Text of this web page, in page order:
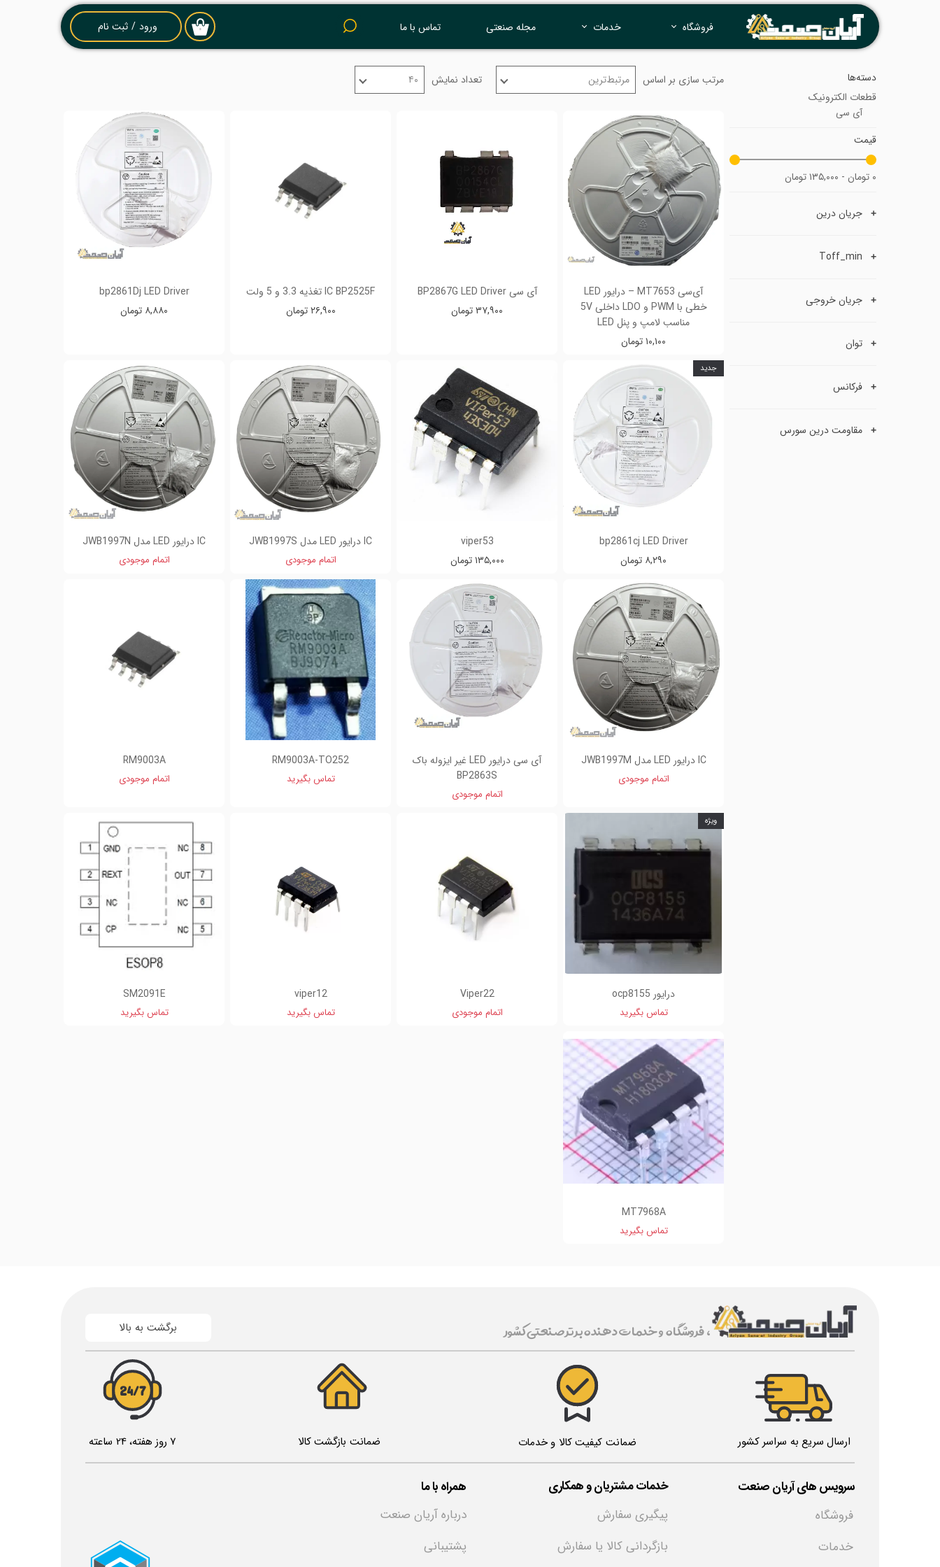
۰ ورود / ثبت نام
حساب کاربری من
سفارشات
خروج از حساب
کاربری
فروشگاه خدمات مجله صنعتی تماس با ما
دسته‌ها
قطعات الکترونیک
آی سی
قیمت
۰ تومان - ۱۳۵,۰۰۰ تومان
جریان درین
Toff_min
جریان خروجی
توان
فرکانس
مقاومت درین سورس
مرتب سازی بر اساس مرتبط‌ترین تعداد نمایش ۴۰
آی‌سی MT7653 – درایور LED
خطی با PWM و LDO داخلی 5V
مناسب لامپ و پنل LED
۱۰,۱۰۰ تومان
آی سی BP2867G LED Driver
۳۷,۹۰۰ تومان
IC BP2525F تغذیه 3.3 و 5 ولت
۲۶,۹۰۰ تومان
bp2861Dj LED Driver
۸,۸۸۰ تومان
bp2861cj LED Driver
۸,۲۹۰ تومان
جدید
viper53
۱۳۵,۰۰۰ تومان
IC درایور LED مدل JWB1997S
اتمام موجودی
IC درایور LED مدل JWB1997N
اتمام موجودی
IC درایور LED مدل JWB1997M
اتمام موجودی
آی سی درایور LED غیر ایزوله باک
BP2863S
اتمام موجودی
RM9003A-TO252
تماس بگیرید
RM9003A
اتمام موجودی
درایور ocp8155
تماس بگیرید
ویژه
Viper22
اتمام موجودی
viper12
تماس بگیرید
SM2091E
تماس بگیرید
MT7968A
تماس بگیرید
7 روز هفته، 24 ساعته ضمانت بازگشت کالا ضمانت کیفیت کالا و خدمات
برگشت به بالا ، فروشگاه و خدمات دهنده برتر صنعتی کشور
​سرویس های آریان صنعت خدمات مشتریان و همکاری
همراه با ما
فروشگاه
خدمات
پیگیری سفارش
بازگردانی کالا یا سفارش
درباره آریان صنعت
پشتیبانی
ارسال سریع به سراسر کشور
24/7